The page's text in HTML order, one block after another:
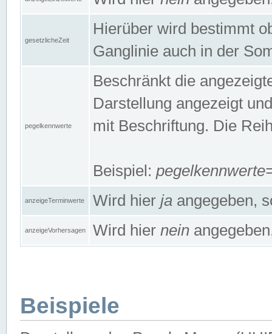
gesetzlicheZeit
Hierüber wird bestimmt
Ganglinie auch in der
pegelkennwerte
Beschränkt die
Darstellung angezeigt
mit Beschriftung. Die
Beispiel:
anzeigeTerminwerte Wird hier ja angegeben,
anzeigeVorhersagen Wird hier nein
Beispiele